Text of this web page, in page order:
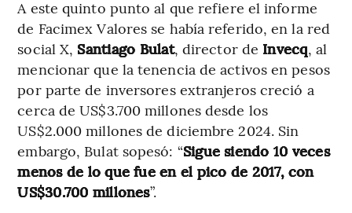
A este quinto punto al que refiere el informe
de Facimex Valores se había referido, en la red
social X, Santiago Bulat, director de Invecq, al
mencionar que la tenencia de activos en pesos
por parte de inversores extranjeros creció a
cerca de US$3.700 millones desde los
US$2.000 millones de diciembre 2024. Sin
embargo, Bulat sopesó: “Sigue siendo 10 veces
menos de lo que fue en el pico de 2017, con
US$30.700 millones”.